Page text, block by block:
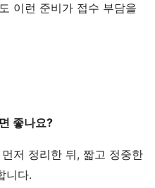
이런 준비가 접수 부담을
좋나요?
저 정리한 뒤, 짧고 정중한
니다.